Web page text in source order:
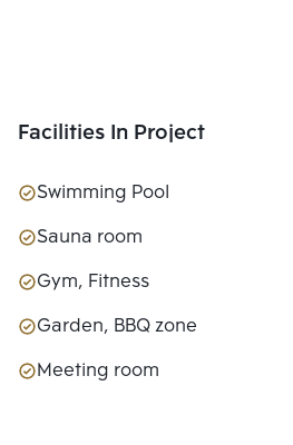
Facilities In Project
Swimming Pool
Sauna room
Gym, Fitness
Garden, BBQ zone
Meeting room